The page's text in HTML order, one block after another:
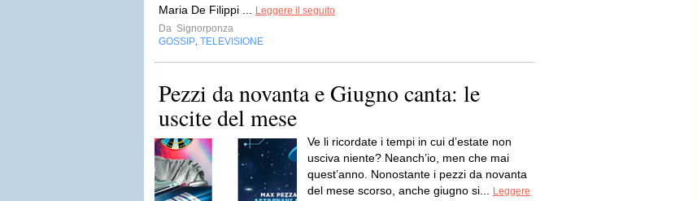
Maria De Filippi ...
Leggere il seguito
Da Signorponza
GOSSIP TELEVISIONE
Pezzi da novanta e Giugno canta: le
uscite del mese
Ve li ricordate i tempi in cui d’estate non
usciva niente? Neanch’io, men che mai
quest’anno. Nonostante i pezzi da novanta
del mese scorso, anche giugno si...
Leggere